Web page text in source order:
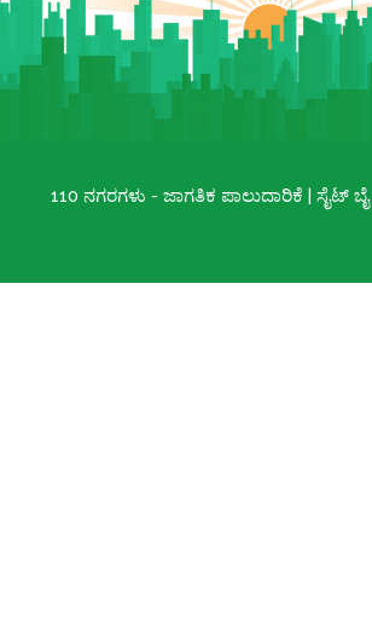
110 ನಗರಗಳು - ಜಾಗತಿಕ ಪಾಲುದಾರಿಕೆ | ಸೈಟ್ ಬೈ